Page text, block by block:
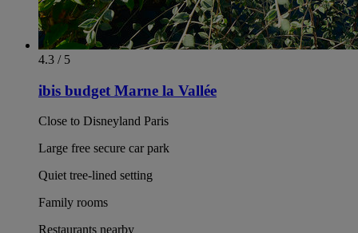
4.3 / 5
ibis budget Marne la Vallée
Close to Disneyland Paris
Large free secure car park
Quiet tree-lined setting
Family rooms
Restaurants nearby